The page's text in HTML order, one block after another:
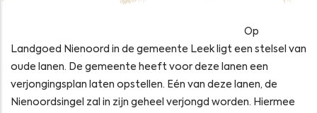
Op
Landgoed Nienoord in de gemeente Leek ligt een stelsel van
oude lanen. De gemeente heeft voor deze lanen een
verjongingsplan laten opstellen. Eén van deze lanen, de
Nienoordsingel zal in zijn geheel verjongd worden. Hiermee